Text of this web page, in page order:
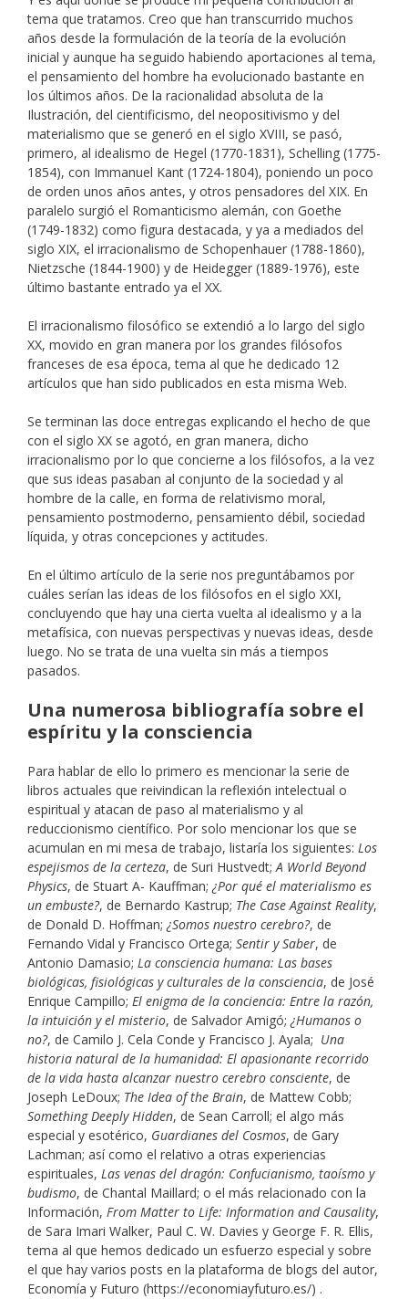
tema que tratamos. Creo que han transcurrido muchos
años desde la formulación de la teoría de la evolución
inicial y aunque ha seguido habiendo aportaciones al tema,
el pensamiento del hombre ha evolucionado bastante en
los últimos años. De la racionalidad absoluta de la
Ilustración, del cientificismo, del neopositivismo y del
materialismo que se generó en el siglo XVIII, se pasó,
primero, al idealismo de Hegel (1770-1831), Schelling (1775-
1854), con Immanuel Kant (1724-1804), poniendo un poco
de orden unos años antes, y otros pensadores del XIX. En
paralelo surgió el Romanticismo alemán, con Goethe
(1749-1832) como figura destacada, y ya a mediados del
siglo XIX, el irracionalismo de Schopenhauer (1788-1860),
Nietzsche (1844-1900) y de Heidegger (1889-1976), este
último bastante entrado ya el XX.
El irracionalismo filosófico se extendió a lo largo del siglo
XX, movido en gran manera por los grandes filósofos
franceses de esa época, tema al que he dedicado 12
artículos que han sido publicados en esta misma Web.
Se terminan las doce entregas explicando el hecho de que
con el siglo XX se agotó, en gran manera, dicho
irracionalismo por lo que concierne a los filósofos, a la vez
que sus ideas pasaban al conjunto de la sociedad y al
hombre de la calle, en forma de relativismo moral,
pensamiento postmoderno, pensamiento débil, sociedad
líquida, y otras concepciones y actitudes.
En el último artículo de la serie nos preguntábamos por
cuáles serían las ideas de los filósofos en el siglo XXI,
concluyendo que hay una cierta vuelta al idealismo y a la
metafísica, con nuevas perspectivas y nuevas ideas, desde
luego. No se trata de una vuelta sin más a tiempos
pasados.
Una numerosa bibliografía sobre el
espíritu y la consciencia
Para hablar de ello lo primero es mencionar la serie de
libros actuales que reivindican la reflexión intelectual o
espiritual y atacan de paso al materialismo y al
reduccionismo científico. Por solo mencionar los que se
acumulan en mi mesa de trabajo, listaría los siguientes: Los
espejismos de la certeza, de Suri Hustvedt;A World Beyond
Physics, de Stuart A- Kauffman; ¿Por qué el materialismo es
un embuste?, de Bernardo Kastrup; The Case Against Reality,
de Donald D. Hoffman; ¿Somos nuestro cerebro?, de
Fernando Vidal y Francisco Ortega; Sentir y Saber, de
Antonio Damasio; La consciencia humana: Las bases
biológicas, fisiológicas y culturales de la consciencia, de José
Enrique Campillo; El enigma de la conciencia: Entre la razón,
la intuición y el misterio, de Salvador Amigó; ¿Humanos o
no?, de Camilo J. Cela Conde y Francisco J. Ayala; Una
historia natural de la humanidad: El apasionante recorrido
de la vida hasta alcanzar nuestro cerebro consciente, de
Joseph LeDoux; The Idea of the Brain, de Mattew Cobb;
Something Deeply Hidden, de Sean Carroll; el algo más
especial y esotérico, Guardianes del Cosmos, de Gary
Lachman; así como el relativo a otras experiencias
espirituales, Las venas del dragón: Confucianismo, taoísmo y
budismo, de Chantal Maillard; o el más relacionado con la
Información, From Matter to Life: Information and Causality,
de Sara Imari Walker, Paul C. W. Davies y George F. R. Ellis,
tema al que hemos dedicado un esfuerzo especial y sobre
el que hay varios posts en la plataforma de blogs del autor,
Economía y Futuro (https://economiayfuturo.es/) .